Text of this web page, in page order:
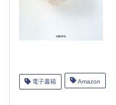
電子書籍 Amazon